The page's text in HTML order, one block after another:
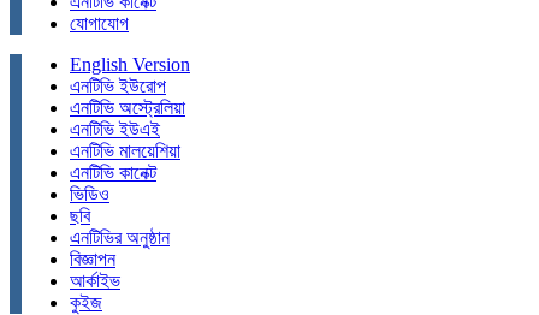
যোগাযোগ
English Version
এনটিভি ইউরোপ
এনটিভি অস্ট্রেলিয়া
এনটিভি ইউএই
এনটিভি মালয়েশিয়া
এনটিভি কানেক্ট
ভিডিও
ছবি
এনটিভির অনুষ্ঠান
বিজ্ঞাপন
আর্কাইভ
কুইজ